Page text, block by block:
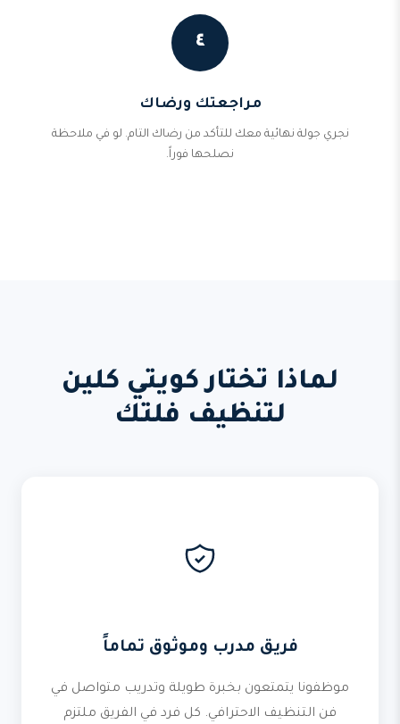
٤
مراجعتك ورضاك
نجري جولة نهائية معك للتأكد من رضاك التام. لو في ملاحظة
نصلحها فوراً.
لماذا تختار كويتي كلين
لتنظيف فلتك
فريق مدرب وموثوق تماماً
موظفونا يتمتعون بخبرة طويلة وتدريب متواصل في
فن التنظيف الاحترافي. كل فرد في الفريق ملتزم